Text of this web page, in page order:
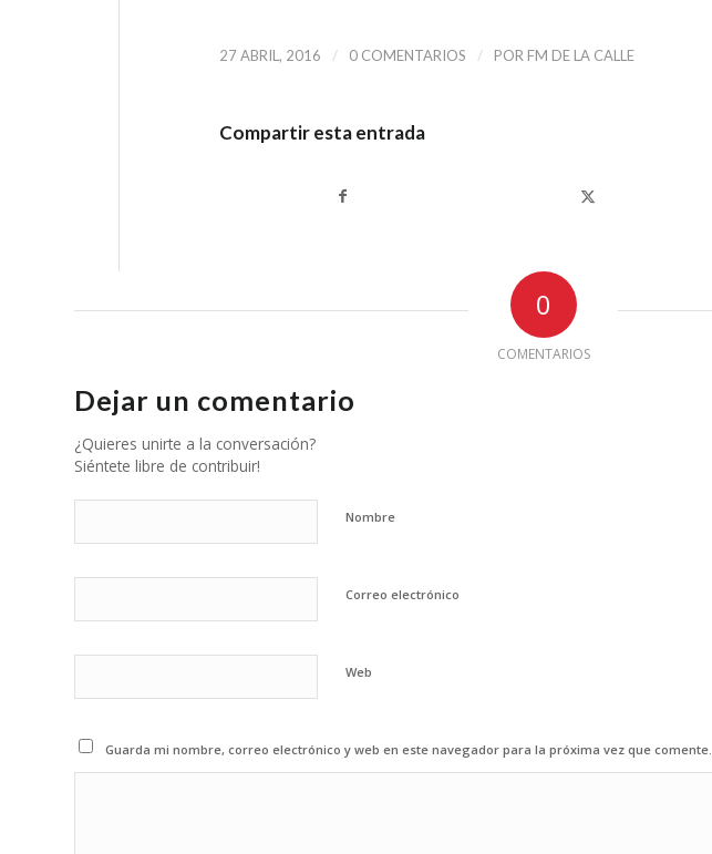
27 ABRIL, 2016 / 0 COMENTARIOS / POR FM DE LA CALLE
Compartir esta entrada
0
COMENTARIOS
Dejar un comentario
¿Quieres unirte a la conversación?
Siéntete libre de contribuir!
Nombre
Correo electrónico
Web
Guarda mi nombre, correo electrónico y web en este navegador para la próxima vez que comente.